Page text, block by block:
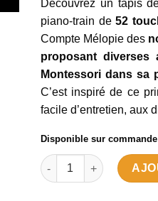
Découvrez un tapis
piano-train de52
Compte Mélopie des
proposant diverses
Montessori dans sa
C’est inspiré de ce
facile d’entretien, aux
Disponible sur commande
quantité de Tapis de